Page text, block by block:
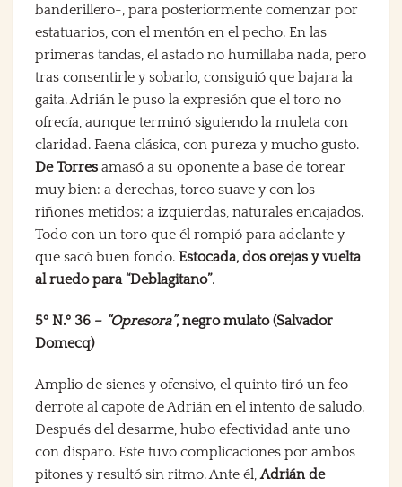
banderillero-, para posteriormente comenzar por
estatuarios, con el mentón en el pecho. En las
primeras tandas, el astado no humillaba nada, pero
tras consentirle y sobarlo, consiguió que bajara la
gaita. Adrián le puso la expresión que el toro no
ofrecía, aunque terminó siguiendo la muleta con
claridad. Faena clásica, con pureza y mucho gusto.
De Torres amasó a su oponente a base de torear
muy bien: a derechas, toreo suave y con los
riñones metidos; a izquierdas, naturales encajados.
Todo con un toro que él rompió para adelante y
que sacó buen fondo. Estocada, dos orejas y vuelta
al ruedo para “Deblagitano”.
5º N.º 36 – “Opresora”, negro mulato (Salvador
Domecq)
Amplio de sienes y ofensivo, el quinto tiró un feo
derrote al capote de Adrián en el intento de saludo.
Después del desarme, hubo efectividad ante uno
con disparo. Este tuvo complicaciones por ambos
pitones y resultó sin ritmo. Ante él, Adrián de